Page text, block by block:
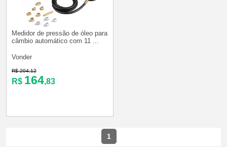
Medidor de pressão de óleo para
câmbio automático com 11 ...
Vonder
R$ 204,12
R$ 164,83
1